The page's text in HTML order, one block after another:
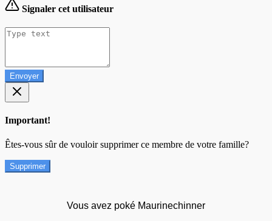
Signaler cet utilisateur
Envoyer
Important!
Êtes-vous sûr de vouloir supprimer ce membre de votre famille?
Supprimer
Vous avez poké Maurinechinner